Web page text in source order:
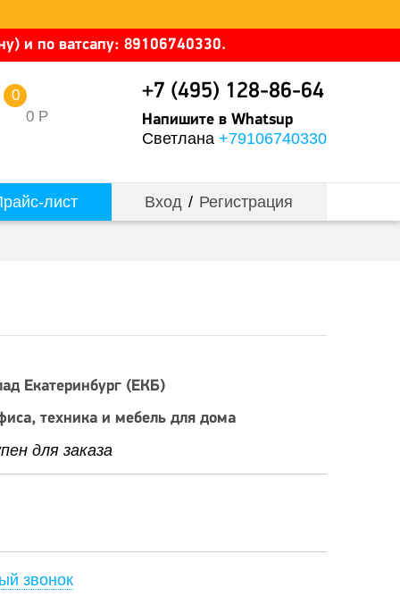
и по ватсапу: 89106740330.
0 Р
0 +7 (495) 128-86-64
Напишите в Whatsup
Светлана +79106740330
лист Вход / Регистрация
Екатеринбург (ЕКБ)
техника и мебель для дома
для заказа
звонок